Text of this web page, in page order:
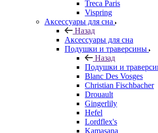
Treca Paris
Vispring
Аксессуары для сна
Назад
Аксессуары для сна
Подушки и траверсины
Назад
Подушки и
Blanc Des Vosges
Christian Fischbacher
Drouault
Gingerlily
Hefel
Lordflex's
Kamasana